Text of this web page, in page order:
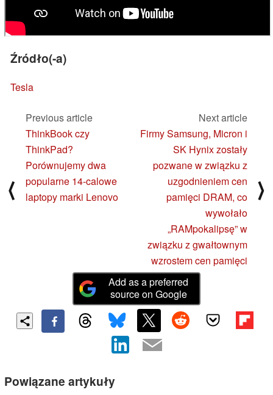
Źródło(-a)
Tesla
⟨
Previous article
ThinkBook czy
ThinkPad?
Porównujemy dwa
popularne 14-calowe
laptopy marki Lenovo
Next article
Firmy Samsung, Micron i
SK Hynix zostały
pozwane w związku z
uzgodnieniem cen
pamięci DRAM, co
wywołało
„RAMpokalipsę” w
związku z gwałtownym
wzrostem cen pamięci
⟩
Add as a preferred
source on Google
Powiązane artykuły